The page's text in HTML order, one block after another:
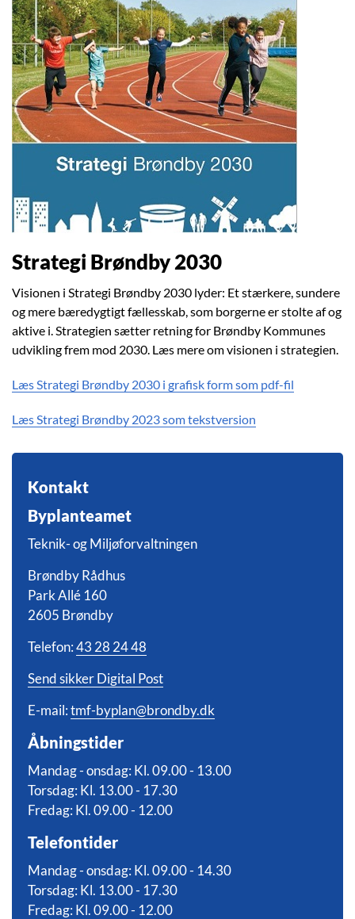
Strategi Brøndby 2030
Visionen i Strategi Brøndby 2030 lyder: Et stærkere, sundere
og mere bæredygtigt fællesskab, som borgerne er stolte af og
aktive i. Strategien sætter retning for Brøndby Kommunes
udvikling frem mod 2030. Læs mere om visionen i strategien.
Læs Strategi Brøndby 2030 i grafisk form som pdf-fil
Læs Strategi Brøndby 2023 som tekstversion
Kontakt
Byplanteamet
Teknik- og Miljøforvaltningen
Brøndby Rådhus
Park Allé 160
2605 Brøndby
Telefon:43 28 24 48
Send sikker Digital Post
E-mail:tmf-byplan@brondby.dk
Åbningstider
Mandag - onsdag: Kl. 09.00 - 13.00
Torsdag: Kl. 13.00 - 17.30
Fredag: Kl. 09.00 - 12.00
Telefontider
Mandag - onsdag: Kl. 09.00 - 14.30
Torsdag: Kl. 13.00 - 17.30
Fredag: Kl. 09.00 - 12.00